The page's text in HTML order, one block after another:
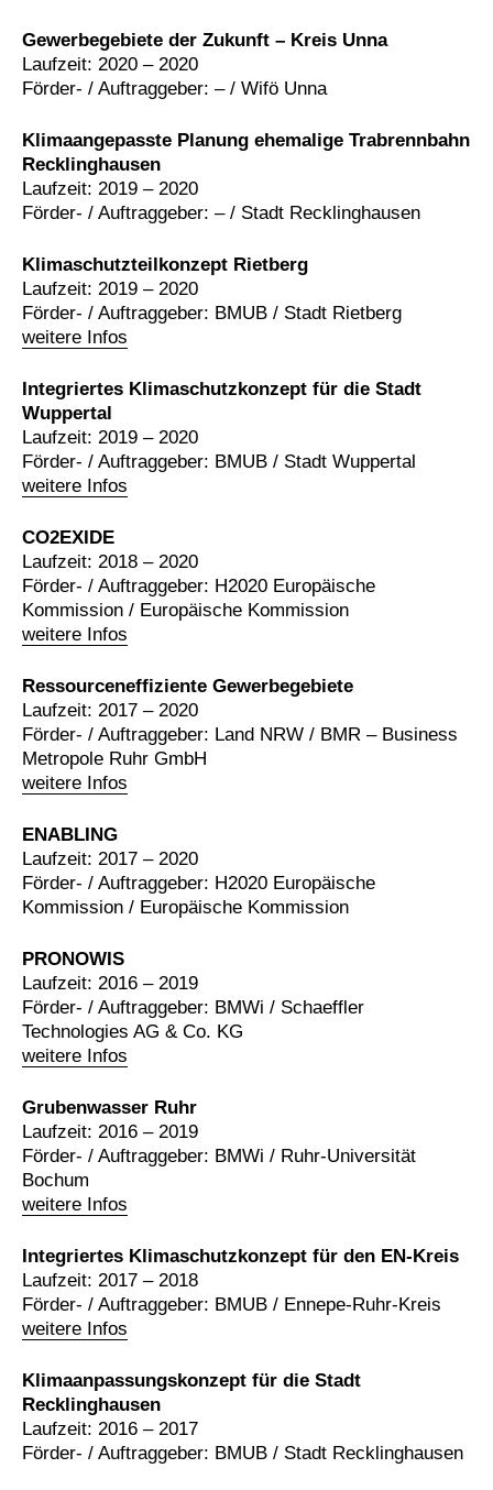
Gewerbegebiete der Zukunft – Kreis Unna
Laufzeit: 2020 – 2020
Förder- / Auftraggeber: – / Wifö Unna
Klimaangepasste Planung ehemalige Trabrennbahn
Recklinghausen
Laufzeit: 2019 – 2020
Förder- / Auftraggeber: – / Stadt Recklinghausen
Klimaschutzteilkonzept Rietberg
weitere Infos
Laufzeit: 2019 – 2020
Förder- / Auftraggeber: BMUB / Stadt Rietberg
Integriertes Klimaschutzkonzept für die Stadt
Wuppertal
weitere Infos
Laufzeit: 2019 – 2020
Förder- / Auftraggeber: BMUB / Stadt Wuppertal
CO2EXIDE
weitere Infos
Laufzeit: 2018 – 2020
Förder- / Auftraggeber: H2020 Europäische
Kommission / Europäische Kommission
Ressourceneffiziente Gewerbegebiete
weitere Infos
Laufzeit: 2017 – 2020
Förder- / Auftraggeber: Land NRW / BMR – Business
Metropole Ruhr GmbH
ENABLING
Laufzeit: 2017 – 2020
Förder- / Auftraggeber: H2020 Europäische
Kommission / Europäische Kommission
PRONOWIS
weitere Infos
Laufzeit: 2016 – 2019
Förder- / Auftraggeber: BMWi / Schaeffler
Technologies AG & Co. KG
Grubenwasser Ruhr
weitere Infos
Laufzeit: 2016 – 2019
Förder- / Auftraggeber: BMWi / Ruhr-Universität
Bochum
Integriertes Klimaschutzkonzept für den EN-Kreis
weitere Infos
Laufzeit: 2017 – 2018
Förder- / Auftraggeber: BMUB / Ennepe-Ruhr-Kreis
Klimaanpassungskonzept für die Stadt
Recklinghausen
Laufzeit: 2016 – 2017
Förder- / Auftraggeber: BMUB / Stadt Recklinghausen